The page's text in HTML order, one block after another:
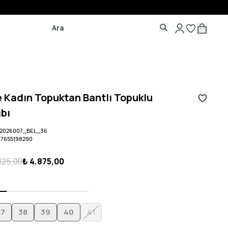
Topuktan Bantlı Topuklu
₺ 4.875,00
38 39 40 41